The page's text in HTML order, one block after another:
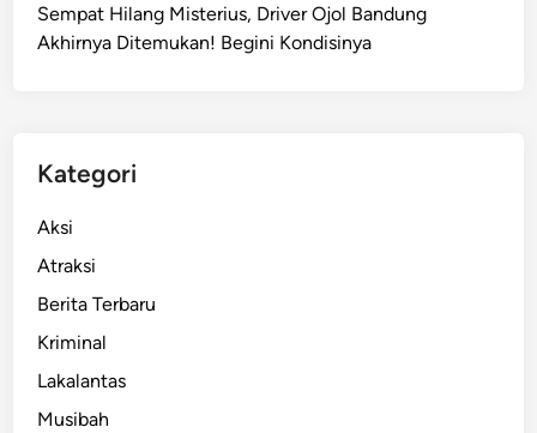
Sempat Hilang Misterius, Driver Ojol Bandung
Akhirnya Ditemukan! Begini Kondisinya
Kategori
Aksi
Atraksi
Berita Terbaru
Kriminal
Lakalantas
Musibah